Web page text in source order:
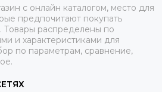
с онлайн каталогом, место для
предпочитают покупать
распределены по
и характеристиками для
по параметрам, сравнение,